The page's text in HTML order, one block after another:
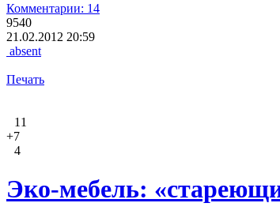
Комментарии: 14
9540
21.02.2012 20:59
absent
Печать
11
+7
4
Эко-мебель: